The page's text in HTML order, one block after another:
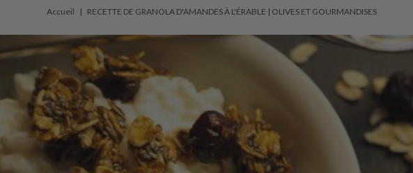
Accueil | RECETTE DE GRANOLA D'AMANDES À L'ÉRABLE | OLIVES ET GOURMANDISES